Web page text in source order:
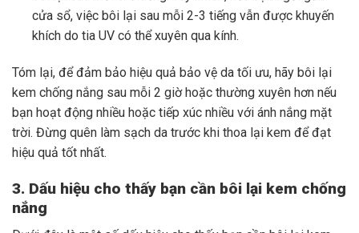
cửa sổ, việc bôi lại sau mỗi 2-3 tiếng vẫn được khuyến
khích do tia UV có thể xuyên qua kính.
Tóm lại, để đảm bảo hiệu quả bảo vệ da tối ưu, hãy bôi lại
kem chống nắng sau mỗi 2 giờ hoặc thường xuyên hơn nếu
bạn hoạt động nhiều hoặc tiếp xúc nhiều với ánh nắng mặt
trời. Đừng quên làm sạch da trước khi thoa lại kem để đạt
hiệu quả tốt nhất.
3. Dấu hiệu cho thấy bạn cần bôi lại kem chống
nắng